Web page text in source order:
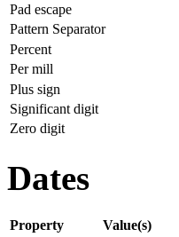
Pad escape
Pattern Separator
Percent
Per mill
Plus sign
Significant digit
Zero digit
Dates
Property
Value(s)